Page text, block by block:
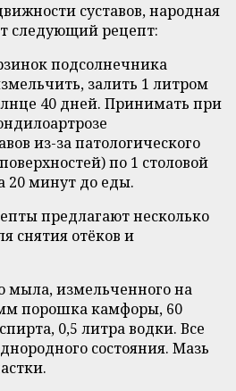
суставов, народная
следующий рецепт:
подсолнечника
залить 1 литром
40 дней. Принимать при
из-за патологического
по 1 столовой
20 минут до еды.
предлагают несколько
снятия отёков и
мыла, измельченного на
порошка камфоры, 60
0,5 литра водки. Все
состояния. Мазь